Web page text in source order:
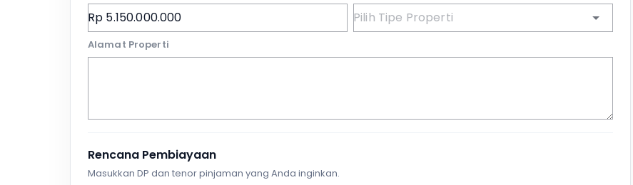
Alamat Properti
Rencana Pembiayaan
Masukkan DP dan tenor pinjaman yang Anda inginkan.